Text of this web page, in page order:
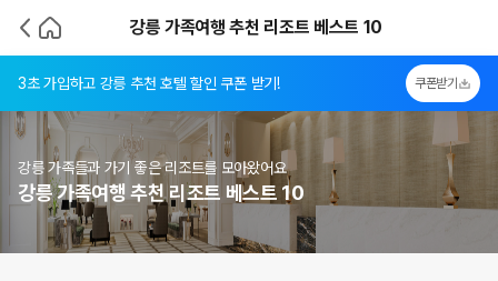
강릉 가족여행 추천 리조트 베스트 10
3초 가입하고 강릉 추천 호텔 할인 쿠폰 받기! 쿠폰받기
강릉 가족들과 가기 좋은 리조트를 모아왔어요
강릉 가족여행 추천 리조트 베스트 10